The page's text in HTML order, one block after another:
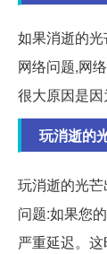
如果消逝的
网络问题,网
很大原因是因
玩消逝的
玩消逝的光
问题:如果您
严重延迟。这